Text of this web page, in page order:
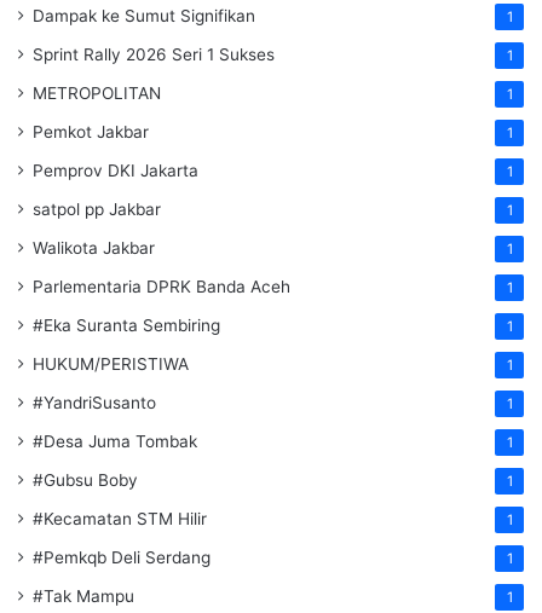
Dampak ke Sumut Signifikan 1
Sprint Rally 2026 Seri 1 Sukses 1
METROPOLITAN 1
Pemkot Jakbar 1
Pemprov DKI Jakarta 1
satpol pp Jakbar 1
Walikota Jakbar 1
Parlementaria DPRK Banda Aceh 1
#Eka Suranta Sembiring 1
HUKUM/PERISTIWA 1
#YandriSusanto 1
#Desa Juma Tombak 1
#Gubsu Boby 1
#Kecamatan STM Hilir 1
#Pemkqb Deli Serdang 1
#Tak Mampu 1